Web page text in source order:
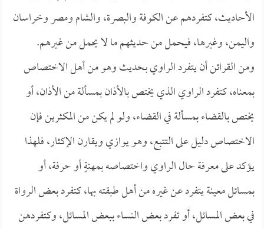
الأحاديث، كتفردهم عن الكوفة والبصرة، والشام ومصر وخراسان
واليمن، وغيرها، فيحمل من حديثهم ما لا يحمل من غيرهم.
ومن القرائن أن يتفرد الراوي بحديث وهو من أهل الاختصاص
بمعناه، كتفرد الراوي الذي يختص بالأذان بمسألة من الأذان، أو
يختص بالقضاء بمسألة في القضاء، ولو لم يكن من المكثرين فإن
الاختصاص دليل على التتبع، وهو يوازي ويقارن الإكثار، فلهذا
يؤكد على معرفة حال الراوي واختصاصه بمهنةٍ أو حرفة، أو
بمسائل معينة يتفرد عن غيره من أهل طبقته بها، كتفرد بعض الرواة
في بعض المسائل، أو تفرد بعض النساء ببعض المسائل، وكتفردهن